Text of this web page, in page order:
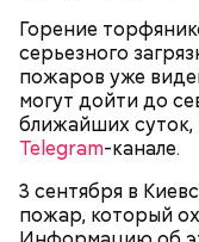
Горение
серьезного
пожаров уже
могут дойти до
ближайших суток,
Telegram-канале.
3 сентября в
пожар, который
— Хищник
морской воде в
пояснил
— Почему-то все
том, что проект
Также специалист
помогают больше
глобального
и природных